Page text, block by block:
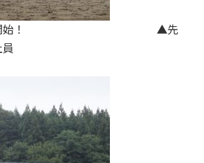
始！ ▲先